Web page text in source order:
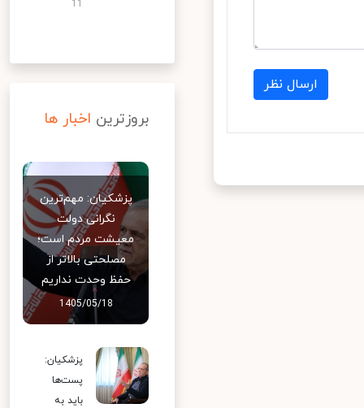
ارسال نظر
بروزترین اخبار ها
پزشکیان: مهم‌ترین
نگرانی دولت
معیشت مردم است؛
مصلحتی بالاتر از
حفظ وحدت نداریم
1405/05/18
پزشکیان:
پست‌ها
باید به